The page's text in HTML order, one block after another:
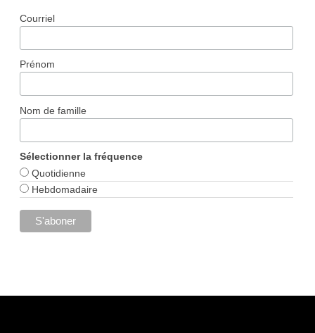
Courriel
Prénom
Nom de famille
Sélectionner la fréquence
Quotidienne
Hebdomadaire